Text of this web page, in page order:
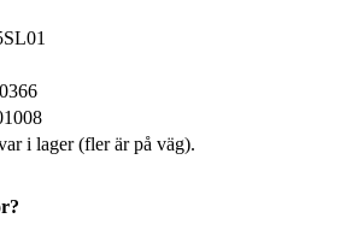
i lager (fler är på väg).